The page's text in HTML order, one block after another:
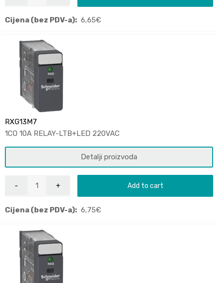
Cijena (bez PDV-a): 6,65€
RXG13M7
1CO 10A RELAY-LTB+LED 220VAC
Detalji proizvoda
Add to cart
Cijena (bez PDV-a): 6,75€